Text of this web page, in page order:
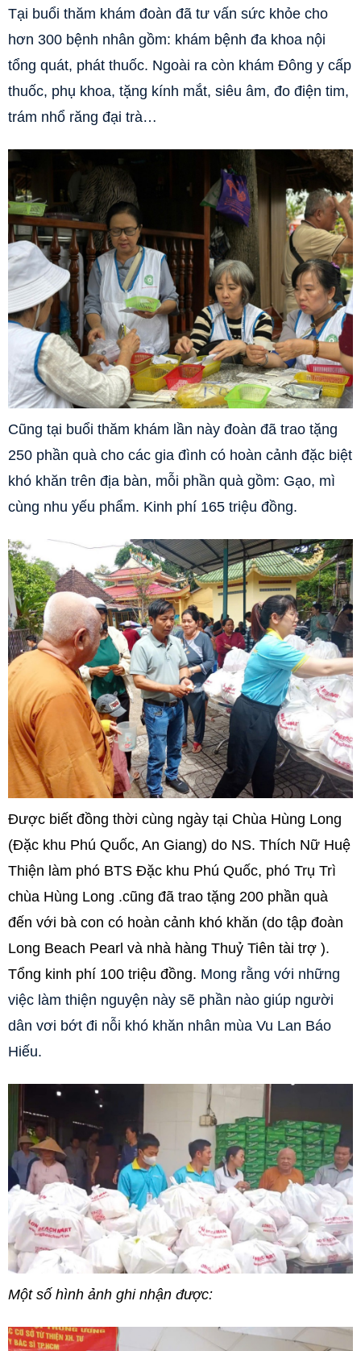
Tại buổi thăm khám đoàn đã tư vấn sức khỏe cho
hơn 300 bệnh nhân gồm: khám bệnh đa khoa nội
tổng quát, phát thuốc. Ngoài ra còn khám Đông y cấp
thuốc, phụ khoa, tặng kính mắt, siêu âm, đo điện tim,
trám nhổ răng đại trà…
Cũng tại buổi thăm khám lần này đoàn đã trao tặng
250 phần quà cho các gia đình có hoàn cảnh đặc biệt
khó khăn trên địa bàn, mỗi phần quà gồm: Gạo, mì
cùng nhu yếu phẩm. Kinh phí 165 triệu đồng.
Được biết đồng thời cùng ngày tại Chùa Hùng Long
(Đặc khu Phú Quốc, An Giang) do NS. Thích Nữ Huệ
Thiện làm phó BTS Đặc khu Phú Quốc, phó Trụ Trì
chùa Hùng Long .cũng đã trao tặng 200 phần quà
đến với bà con có hoàn cảnh khó khăn (do tập đoàn
Long Beach Pearl và nhà hàng Thuỷ Tiên tài trợ ).
Tổng kinh phí 100 triệu đồng. Mong rằng với những
việc làm thiện nguyện này sẽ phần nào giúp người
dân vơi bớt đi nỗi khó khăn nhân mùa Vu Lan Báo
Hiếu.
Một số hình ảnh ghi nhận được: